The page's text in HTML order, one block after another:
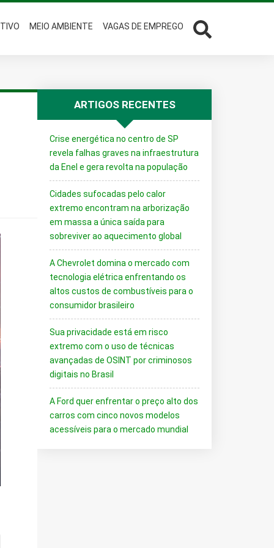
MEIO AMBIENTE VAGAS DE EMPREGO
ARTIGOS RECENTES
Crise energética no centro de SP
revela falhas graves na infraestrutura
da Enel e gera revolta na população
Cidades sufocadas pelo calor
extremo encontram na arborização
em massa a única saída para
sobreviver ao aquecimento global
A Chevrolet domina o mercado com
tecnologia elétrica enfrentando os
altos custos de combustíveis para o
consumidor brasileiro
Sua privacidade está em risco
extremo com o uso de técnicas
avançadas de OSINT por criminosos
digitais no Brasil
A Ford quer enfrentar o preço alto dos
carros com cinco novos modelos
acessíveis para o mercado mundial